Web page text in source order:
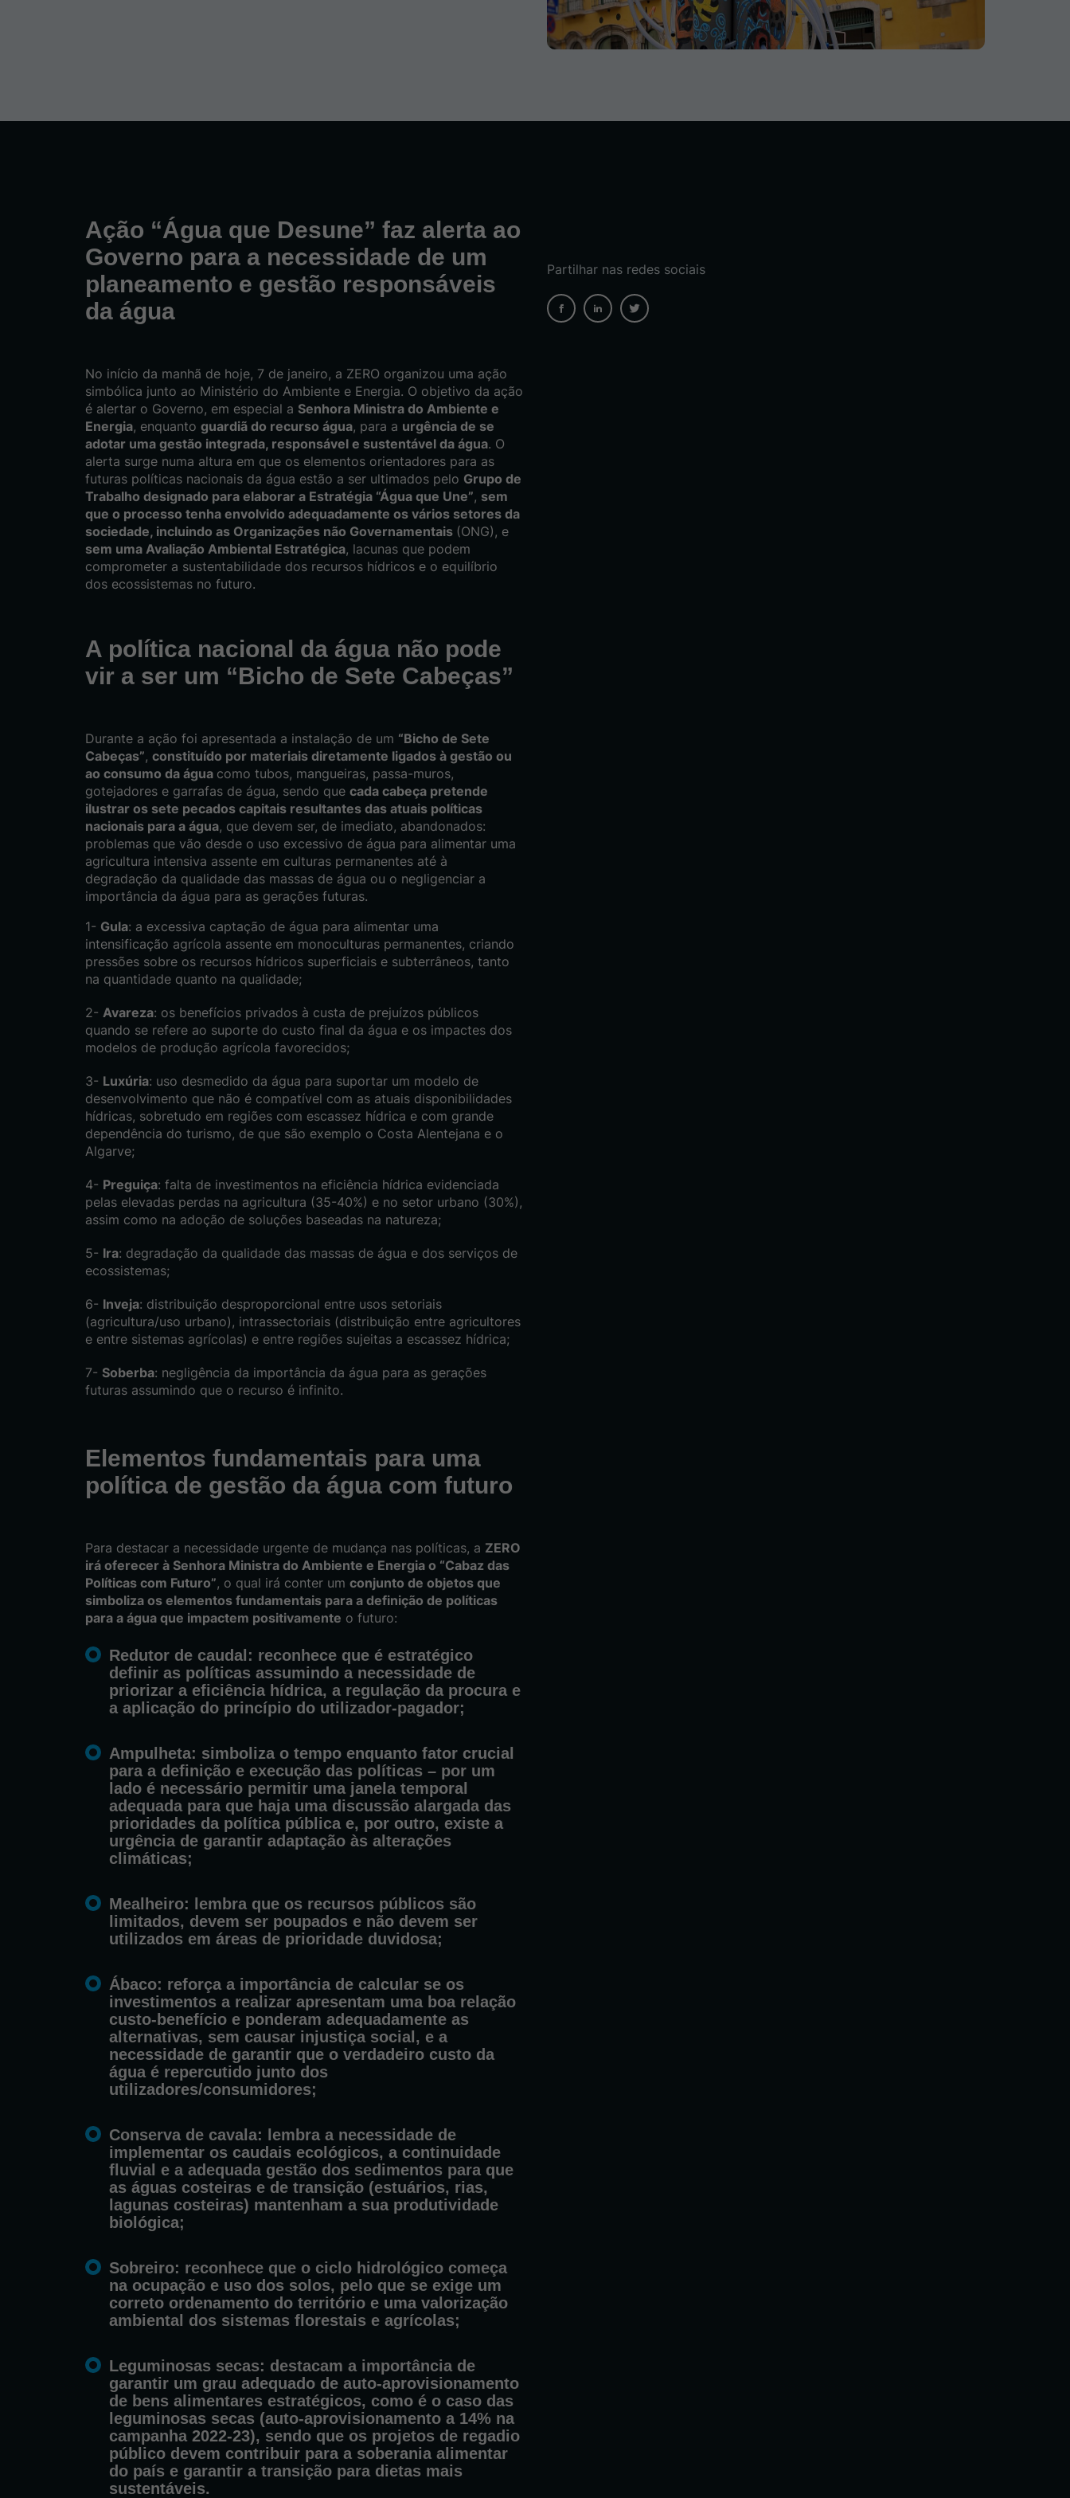
Ação “Água que Desune” faz alerta ao
Governo para a necessidade de um
planeamento e gestão responsáveis
da água
No início da manhã de hoje, 7 de janeiro, a ZERO organizou uma ação
simbólica junto ao Ministério do Ambiente e Energia. O objetivo da ação
é alertar o Governo, em especial a Senhora Ministra do Ambiente e
Energia, enquanto guardiã do recurso água, para a urgência de se
adotar uma gestão integrada, responsável e sustentável da água. O
alerta surge numa altura em que os elementos orientadores para as
futuras políticas nacionais da água estão a ser ultimados pelo Grupo de
Trabalho designado para elaborar a Estratégia “Água que Une”, sem
que o processo tenha envolvido adequadamente os vários setores da
sociedade, incluindo as Organizações não Governamentais (ONG), e
sem uma Avaliação Ambiental Estratégica, lacunas que podem
comprometer a sustentabilidade dos recursos hídricos e o equilíbrio
dos ecossistemas no futuro.
A política nacional da água não pode
vir a ser um “Bicho de Sete Cabeças”
Durante a ação foi apresentada a instalação de um “Bicho de Sete
Cabeças”, constituído por materiais diretamente ligados à gestão ou
ao consumo da água como tubos, mangueiras, passa-muros,
gotejadores e garrafas de água, sendo que cada cabeça pretende
ilustrar os sete pecados capitais resultantes das atuais políticas
nacionais para a água, que devem ser, de imediato, abandonados:
problemas que vão desde o uso excessivo de água para alimentar uma
agricultura intensiva assente em culturas permanentes até à
degradação da qualidade das massas de água ou o negligenciar a
importância da água para as gerações futuras.
Gula: a excessiva captação de água para alimentar uma
intensificação agrícola assente em monoculturas permanentes, criando
pressões sobre os recursos hídricos superficiais e subterrâneos, tanto
na quantidade quanto na qualidade;
Avareza: os benefícios privados à custa de prejuízos públicos
quando se refere ao suporte do custo final da água e os impactes dos
modelos de produção agrícola favorecidos;
Luxúria: uso desmedido da água para suportar um modelo de
desenvolvimento que não é compatível com as atuais disponibilidades
hídricas, sobretudo em regiões com escassez hídrica e com grande
dependência do turismo, de que são exemplo o Costa Alentejana e o
Algarve;
Preguiça: falta de investimentos na eficiência hídrica evidenciada
pelas elevadas perdas na agricultura (35-40%) e no setor urbano (30%),
assim como na adoção de soluções baseadas na natureza;
Ira: degradação da qualidade das massas de água e dos serviços de
ecossistemas;
Inveja: distribuição desproporcional entre usos setoriais
(agricultura/uso urbano), intrassectoriais (distribuição entre agricultores
e entre sistemas agrícolas) e entre regiões sujeitas a escassez hídrica;
Soberba: negligência da importância da água para as gerações
futuras assumindo que o recurso é infinito.
Elementos fundamentais para uma
política de gestão da água com futuro
Para destacar a necessidade urgente de mudança nas políticas, a ZERO
irá oferecer à Senhora Ministra do Ambiente e Energia o “Cabaz das
Políticas com Futuro”, o qual irá conter um conjunto de objetos que
simboliza os elementos fundamentais para a definição de políticas
para a água que impactem positivamente o futuro:
Redutor de caudal : reconhece que é estratégico
definir as políticas assumindo a necessidade de
priorizar a eficiência hídrica, a regulação da procura e
a aplicação do princípio do utilizador-pagador;
Ampulheta: simboliza o tempo enquanto fator crucial
para a definição e execução das políticas – por um
lado é necessário permitir uma janela temporal
adequada para que haja uma discussão alargada das
prioridades da política pública e, por outro, existe a
urgência de garantir adaptação às alterações
climáticas;
Mealheiro: lembra que os recursos públicos são
limitados, devem ser poupados e não devem ser
utilizados em áreas de prioridade duvidosa;
Ábaco: reforça a importância de calcular se os
investimentos a realizar apresentam uma boa relação
custo-benefício e ponderam adequadamente as
alternativas, sem causar injustiça social, e a
necessidade de garantir que o verdadeiro custo da
água é repercutido junto dos
utilizadores/consumidores;
Conserva de cavala: lembra a necessidade de
implementar os caudais ecológicos, a continuidade
fluvial e a adequada gestão dos sedimentos para que
as águas costeiras e de transição (estuários, rias,
lagunas costeiras) mantenham a sua produtividade
biológica;
Sobreiro: reconhece que o ciclo hidrológico começa
na ocupação e uso dos solos, pelo que se exige um
correto ordenamento do território e uma valorização
ambiental dos sistemas florestais e agrícolas;
Leguminosas secas: destacam a importância de
garantir um grau adequado de auto-aprovisionamento
de bens alimentares estratégicos, como é o caso das
leguminosas secas (auto-aprovisionamento a 14% na
campanha 2022-23), sendo que os projetos de regadio
público devem contribuir para a soberania alimentar
do país e garantir a transição para dietas mais
sustentáveis.
Partilhar nas redes sociais